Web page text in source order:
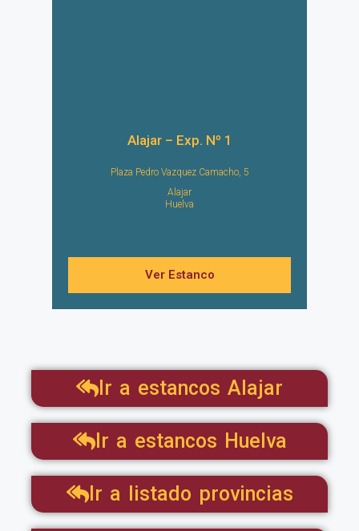
Alajar – Exp. Nº 1
Plaza Pedro Vazquez Camacho, 5
Alajar
Huelva
Ver Estanco
Ir a estancos Alajar
Ir a estancos Huelva
Ir a listado provincias